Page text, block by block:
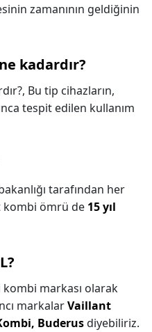
zamanının geldiğinin
kadardır?
Bu tip cihazların,
tespit edilen kullanım
tarafından her
kombi ömrü de 15 yıl
kombi markası olarak
markalarVaillant
Buderusdiyebiliriz.